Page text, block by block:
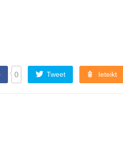
0 Tweet Ieteikt